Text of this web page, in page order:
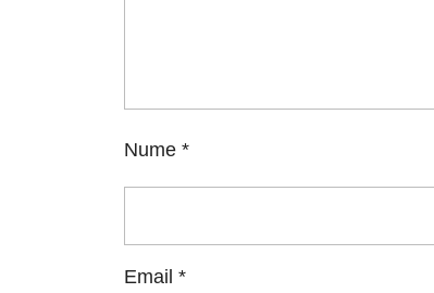
Nume *
Email *